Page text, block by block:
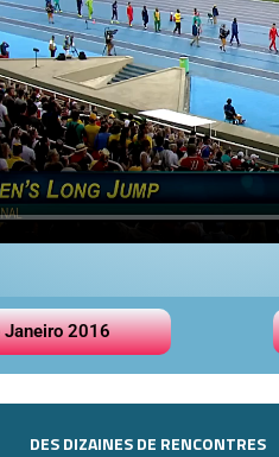
Janeiro 2016
DES DIZAINES DE RENCONTRES